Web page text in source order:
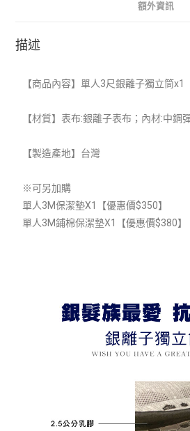
額外資訊
描述
【商品內容】單人3尺銀離子獨立筒x1
【材質】表布:銀離子表布；內材:中鋼
【製造產地】 台灣
※可另加購
單人3M保潔墊X1
【優惠價$350】
單人3M鋪棉保潔墊X1 【優惠價$380】